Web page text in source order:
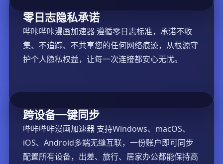
零日志隐私承诺
哔咔哔咔漫画加速器 遵循零日志标准，承诺不收
集、不追踪、不共享您的任何网络痕迹，从根源守
护个人隐私权益，让每一次连接都安心无忧。
跨设备一键同步
哔咔哔咔漫画加速器 支持Windows、macOS、
iOS、Android多端无缝互联，一份账户即可同步
配置所有设备，出差、旅行、居家办公都能保持高